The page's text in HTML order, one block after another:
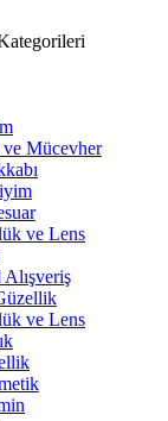
ve Mücevher
ve Lens
Alışveriş
ve Lens